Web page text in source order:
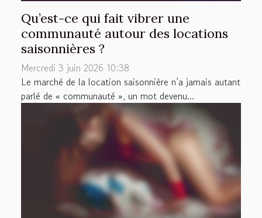
Qu’est-ce qui fait vibrer une
communauté autour des locations
saisonnières ?
Mercredi 3 juin 2026 10:38
Le marché de la location saisonnière n’a jamais autant
parlé de « communauté », un mot devenu...